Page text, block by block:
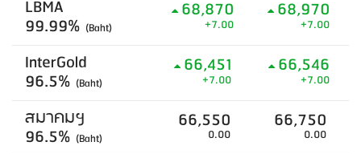
LBMA
99.99% (Baht)
68,870
+7.00
68,970
+7.00
InterGold
96.5% (Baht)
66,451
+7.00
66,546
+7.00
สมาคมฯ
96.5% (Baht)
66,550
0.00
66,750
0.00